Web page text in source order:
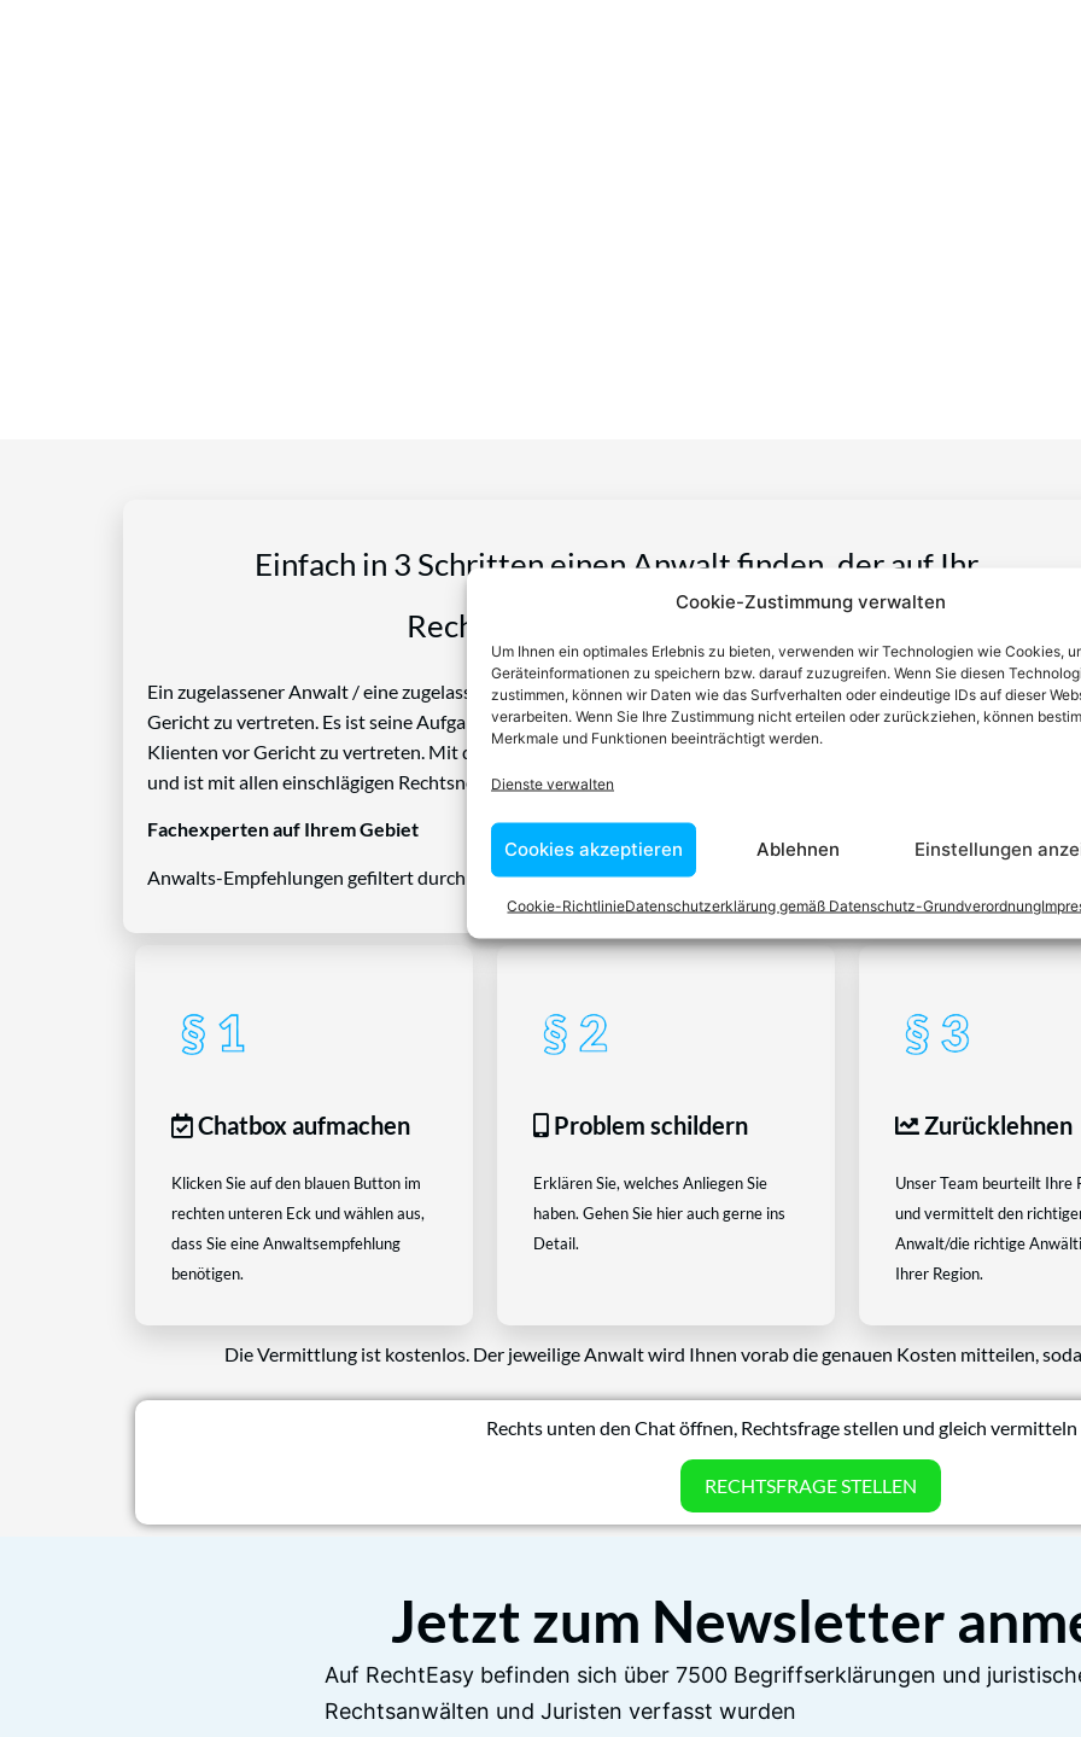
Cookie-Zustimmung verwalten
Um Ihnen ein optimales Erlebnis zu bieten, verwenden wir Technologien wie Cookies,
Geräteinformationen zu speichern bzw. darauf zuzugreifen. Wenn Sie diesen
zustimmen, können wir Daten wie das Surfverhalten oder eindeutige IDs auf dieser
verarbeiten. Wenn Sie Ihre Zustimmung nicht erteilen oder zurückziehen, können
Merkmale und Funktionen beeinträchtigt werden.
Dienste verwalten
Cookies akzeptieren Ablehnen Einstellungen
Cookie-RichtlinieDatenschutzerklärung gemäß Datenschutz-Grundverordnung
Einfach in 3 Schritten einen Anwalt finden, der auf Ihr
Rechtsproblem spezialisiert ist
Ein zugelassener Anwalt / eine zugelassen Anwältin ist dafür da, über Rechtsfragen zu beraten und Klienten vor
Gericht zu vertreten. Es ist seine Aufgabe, Dienstleistungen im Bereich der Rechtsberatung zu erbringen und
Klienten vor Gericht zu vertreten. Mit diesem Wissen kennt er alle relevanten Herausforderungen dieses Systems
und ist mit allen einschlägigen Rechtsnormen vertraut.
Fachexperten auf Ihrem Gebiet
Anwalts-Empfehlungen gefiltert durch das RechtEasy-Team -Best Choice der Anwälte in Österreich
Chatbox aufmachen
Klicken Sie auf den blauen Button im
rechten unteren Eck und wählen aus,
dass Sie eine Anwaltsempfehlung
benötigen.
Problem schildern
Erklären Sie, welches Anliegen Sie
haben. Gehen Sie hier auch gerne ins
Detail.
Zurücklehnen
Unser Team beurteilt Ihre
und vermittelt den
Anwalt/die richtige
Ihrer Region.
Die Vermittlung ist kostenlos. Der jeweilige Anwalt wird Ihnen vorab die genauen Kosten mitteilen,
Rechts unten den Chat öffnen, Rechtsfrage stellen und gleich vermitteln
RECHTSFRAGE STELLEN
Jetzt zum Newsletter
Auf RechtEasy befinden sich über 7500 Begriffserklärungen und
Rechtsanwälten und Juristen verfasst wurden